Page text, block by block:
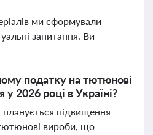
ми сформували
запитання. Ви
податку на тютюнові
2026 році в Україні?
планується підвищення
вироби, що